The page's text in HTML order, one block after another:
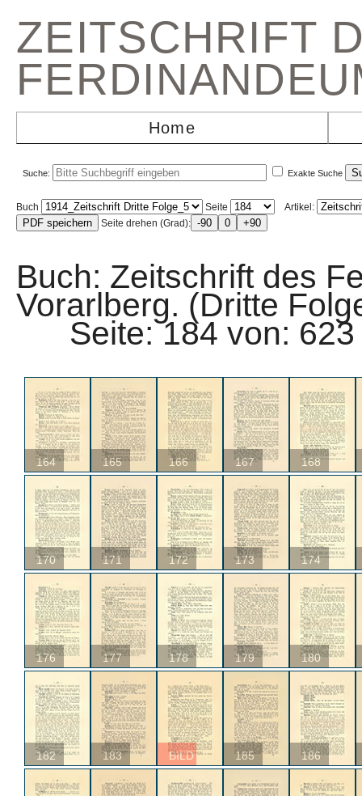
ZEITSCHRIFT
Home
Suche: Exakte Suche
Buch Seite
Artikel:
Seite drehen (Grad):
Buch: Zeitschrift des
Vorarlberg. (Dritte
Seite: 184 von:
164 165 166 167 168
170 171 172 173 174
176 177 178 179 180
182 183 BILD 185 186